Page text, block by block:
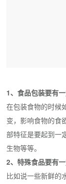
1、食品包装要有
在包装食物的时候
变，影响食物的食
部特征是要起到一
生物等等。
2、特殊食品要有
比如说一些新鲜的